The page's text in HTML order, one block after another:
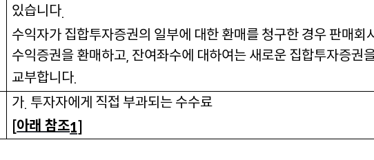
있습니다.
수익자가 집합투자증권의 일부에 대한 환매를 청구한 경우 판매회
수익증권을 환매하고, 잔여좌수에 대하여는 새로운 집합투자증권
교부합니다.
가. 투자자에게 직접 부과되는 수수료
[아래 참조1]